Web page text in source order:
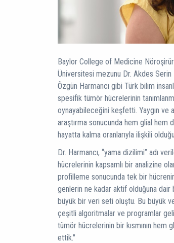
Baylor College of Medicine
Üniversitesi mezunu Dr. Akdes Serin
Özgün Harmancı gibi Türk bilim
spesifik tümör hücrelerinin
oynayabileceğini keşfetti. Yaygın ve
araştırma sonucunda hem glial
hayatta kalma oranlarıyla ilişkili
Dr. Harmancı, “yama dizilimi” adı
hücrelerinin kapsamlı bir analizine
profilleme sonucunda tek bir
genlerin ne kadar aktif olduğuna
büyük bir veri seti oluştu. Bu büyük
çeşitli algoritmalar ve programlar
tümör hücrelerinin bir kısmının
ettik."